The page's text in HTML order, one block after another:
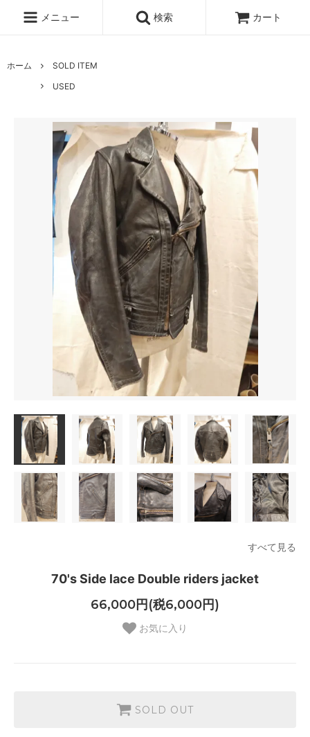
メニュー 検索 カート
ホーム
SOLD ITEM
USED
すべて見る
70's Side lace Double riders jacket
66,000円(税6,000円)
お気に入り
SOLD OUT